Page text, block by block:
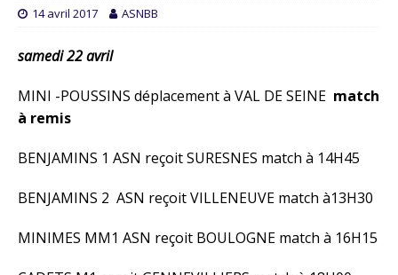
14 avril 2017 ASNBB
samedi 22 avril
MINI -POUSSINS déplacement à VAL DE SEINE match
à remis
BENJAMINS 1 ASN reçoit SURESNES match à 14H45
BENJAMINS 2 ASN reçoit VILLENEUVE match à13H30
MINIMES MM1 ASN reçoit BOULOGNE match à 16H15